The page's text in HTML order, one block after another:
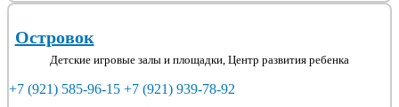
Островок
Детские игровые залы и площадки, Центр развития ребенка
+7 (921) 585-96-15 +7 (921) 939-78-92